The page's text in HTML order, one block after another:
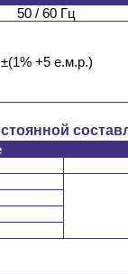
50 / 60 Гц
±(1% +5 е.м.р.)